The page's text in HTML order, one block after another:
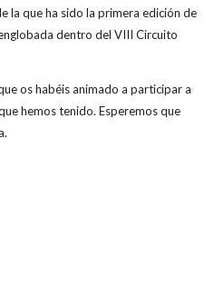
la que ha sido la primera edición de
dentro del VIII Circuito
os habéis animado a participar a
hemos tenido. Esperemos que